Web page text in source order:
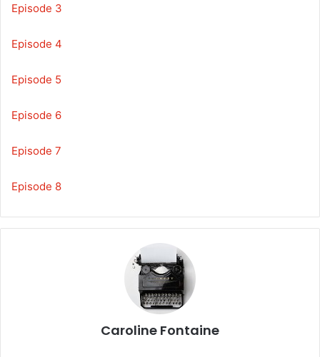
Episode 3
Episode 4
Episode 5
Episode 6
Episode 7
Episode 8
Caroline Fontaine